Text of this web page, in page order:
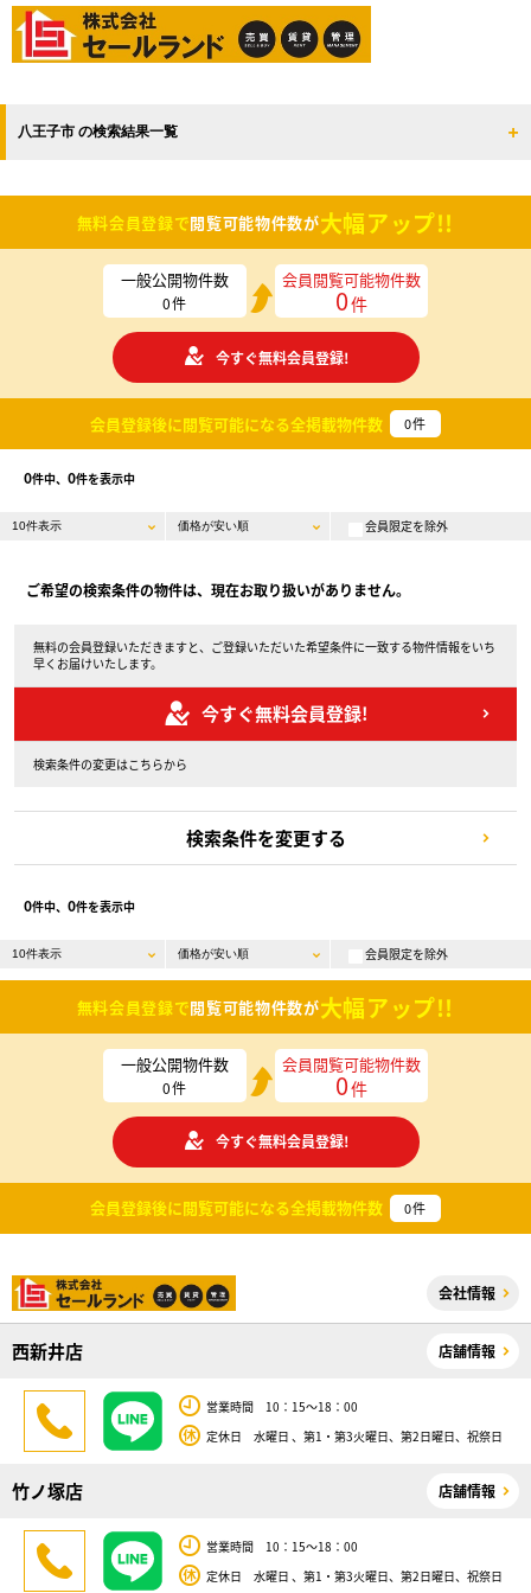
八王子市 の検索結果一覧
無料会員登録で閲覧可能物件数が大幅アップ!!
一般公開物件数
0件
会員閲覧可能物件数
0件
今すぐ無料会員登録!
会員登録後に閲覧可能になる全掲載物件数 0件
0件中、 0件を表示中
会員限定を除外
ご希望の検索条件の物件は、現在お取り扱いがありません。
無料の会員登録いただきますと、ご登録いただいた希望条件に一致する物件情報をいち
早くお届けいたします。
今すぐ無料会員登録!
検索条件の変更はこちらから
検索条件を変更する
0件中、 0件を表示中
会員限定を除外
無料会員登録で閲覧可能物件数が大幅アップ!!
一般公開物件数
0件
会員閲覧可能物件数
0件
今すぐ無料会員登録!
会員登録後に閲覧可能になる全掲載物件数 0件
会社情報
西新井店 店舗情報
営業時間 10：15～18：00
定休日 水曜日 、第1・第3火曜日、第2日曜日、祝祭日
竹ノ塚店 店舗情報
営業時間 10：15～18：00
定休日 水曜日 、第1・第3火曜日、第2日曜日、祝祭日